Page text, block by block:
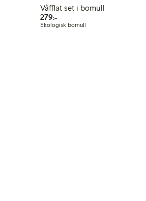
Våfflat set i bomull
279:-279,00 kr
Ekologisk bomull